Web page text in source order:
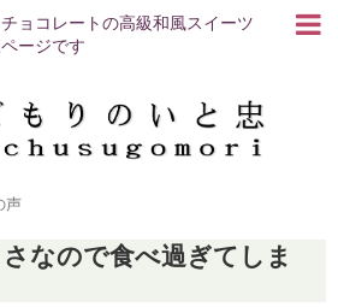
ョコレートの高級和風スイーツ
ージです
声
なので食べ過ぎてしま